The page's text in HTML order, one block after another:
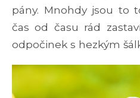
pány. Mnohdy jsou to
čas od času rád
odpočinek s hezkým